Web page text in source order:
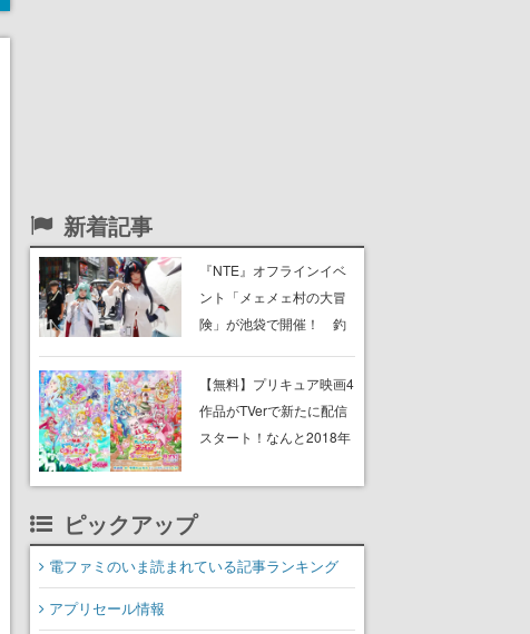
新着記事
『NTE』オフラインイベ
ント「メェメェ村の大冒
険」が池袋で開催！ 釣
と影鬼ごっこが楽しめる
【無料】プリキュア映画4
作品がTVerで新たに配信
スタート！なんと2018年
てが見放題に、ぶっちゃ
プ
ピックアップ
電ファミのいま読まれている記事ランキング
アプリセール情報